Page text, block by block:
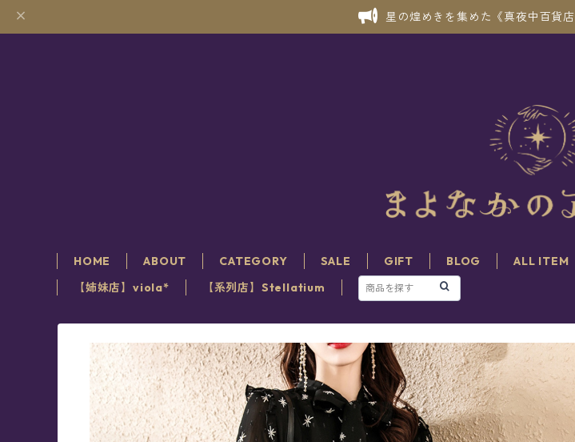
星の煌めきを集めた《真夜中百貨
HOME ABOUT CATEGORY SALE GIFT BLOG ALL ITEM
【姉妹店】viola*
【系列店】Stellatium